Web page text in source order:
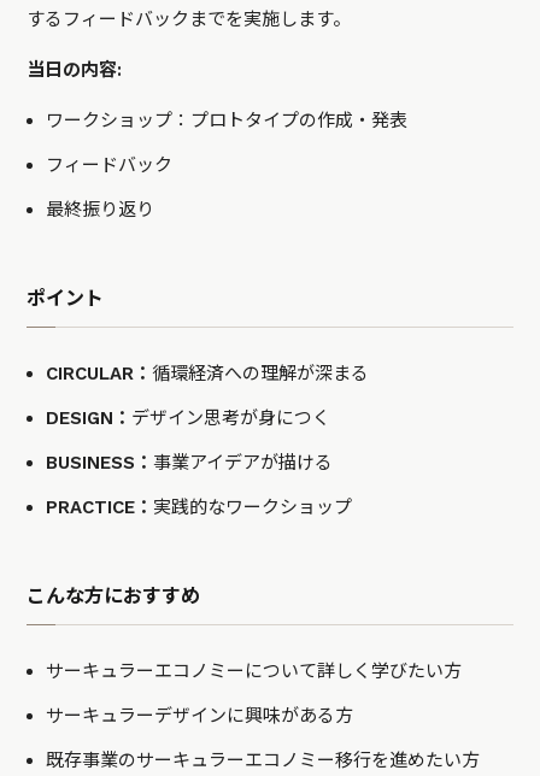
するフィードバックまでを実施します。
当日の内容:
ワークショップ：プロトタイプの作成・発表
フィードバック
最終振り返り
ポイント
CIRCULAR：循環経済への理解が深まる
DESIGN： デザイン思考が身につく
BUSINESS：事業アイデアが描ける
PRACTICE： 実践的なワークショップ
こんな方におすすめ
サーキュラーエコノミーについて詳しく学びたい方
サーキュラーデザインに興味がある方
既存事業のサーキュラーエコノミー移行を進めたい方